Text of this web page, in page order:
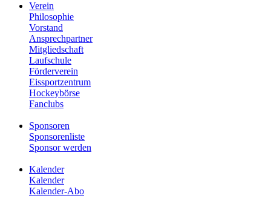
Verein
Philosophie
Vorstand
Ansprechpartner
Mitgliedschaft
Laufschule
Förderverein
Eissportzentrum
Hockeybörse
Fanclubs
Sponsoren
Sponsorenliste
Sponsor werden
Kalender
Kalender
Kalender-Abo